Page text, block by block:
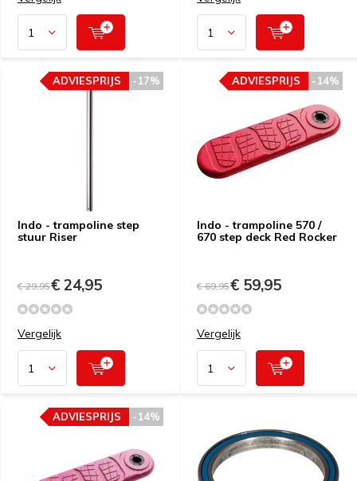
Indo - trampoline step
stuur Riser
-17%
ADVIESPRIJS
€ 29,95€ 24,95
Vergelijk
Indo - trampoline 570 /
670 step deck Red Rocker
-14%
ADVIESPRIJS
€ 69,95€ 59,95
Vergelijk
-14%
ADVIESPRIJS